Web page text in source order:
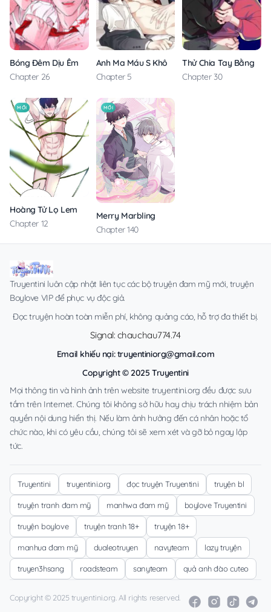
Bóng Đêm Dịu Êm
Chapter 26
Anh Ma Máu S Không Cho Tôi Ngủ Yên
Chapter 5
Thử Chia Tay Bằng
Chapter 30
MỚI
Hoàng Tử Lọ Lem
Chapter 12
MỚI
Merry Marbling
Chapter 140
Truyentini luôn cập nhật liên tục các bộ truyện đam mỹ mới, truyện
Boylove VIP để phục vụ độc giả.
Đọc truyện hoàn toàn miễn phí, không quảng cáo, hỗ trợ đa thiết bị.
Signal: chauchau774.74
Email khiếu nại:truyentiniorg@gmail.com
Copyright © 2025 Truyentini
Mọi thông tin và hình ảnh trên website truyentini.org đều được sưu
tầm trên Internet. Chúng tôi không sở hữu hay chịu trách nhiệm bản
quyền nội dung hiển thị. Nếu làm ảnh hưởng đến cá nhân hoặc tổ
chức nào, khi có yêu cầu, chúng tôi sẽ xem xét và gỡ bỏ ngay lập
tức.
Truyentini truyentini.org đọc truyện Truyentini truyện bl
truyện tranh đam mỹ manhwa đam mỹ boylove Truyentini
truyện boylove truyện tranh 18+ truyện 18+
manhua đam mỹ dualeotruyen navyteam lazy truyện
truyen3hsang roadsteam sanyteam quả anh đào cuteo
Copyright © 2025 truyentini.org. All rights reserved.